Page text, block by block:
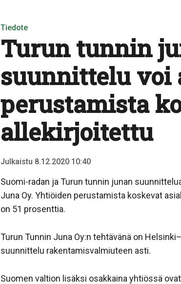
Tiedote
Turun tunnin
suunnittelu voi
perustamista
allekirjoitettu
Julkaistu 8.12.2020 10:40
Suomi-radan ja Turun tunnin junan
Juna Oy. Yhtiöiden perustamista koskevat
on 51 prosenttia.
Turun Tunnin Juna Oy:n tehtävänä on
suunnittelu rakentamisvalmiuteen asti.
Suomen valtion lisäksi osakkaina yhtiössä